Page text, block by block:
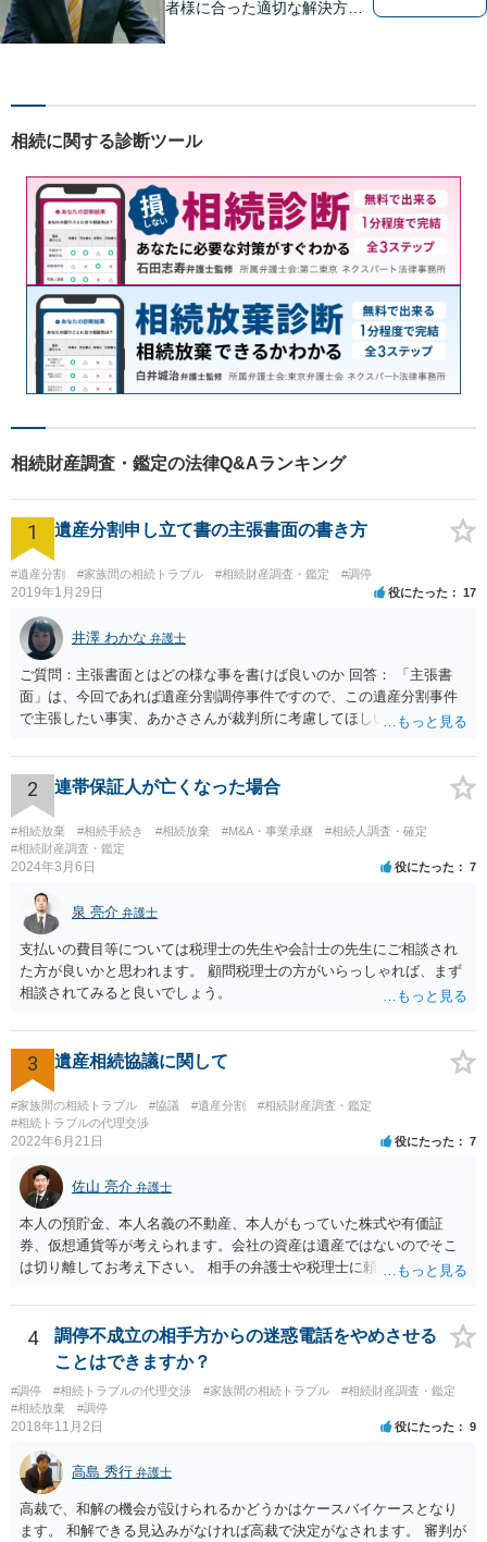
者様に合った適切な解決方法
ださい。
相続に関する診断ツール
相続財産調査・鑑定の法律Q&Aランキング
1 遺産分割申し立て書の主張書面の書き方
#遺産分割 #家族間の相続トラブル #相続財産調査・鑑定 #調停
2019年1月29日 役にたった 17
井澤 わかな 弁護士
ご質問：主張書面とはどの様な事を書けば良いのか 回答： 「主張書
面」は、今回であれば遺産分割調停事件ですので、この遺産分割事件
で主張したい事実、あかささんが裁判所に考慮してほしいと思う、亡
ります。 もし、主張したい事実や考慮してほしい事情に関連して
資料を持っているようであれば、主張書面とは別で提出できます。も
し、お姉さんに見られたくないような資料がある場合、「非開示の希
望に関する申出書」と共に提出することも考えられます。 ご質問：書
いた方が良い事と書かない方が良い事 回答： お姉さんが申立書の「申
立ての趣旨」のところに書いている遺産の分け方に対して意見があれ
ば、まずそれを書くとよいです。 次に「申立ての理由」のところに、
なぜ調停を申し立てたのか(例えば、あかささんと話合いが出来ない／
決裂した、など)や亡くなった方・あかささん・お姉さん間の事情やい
きさつなどが書かれていると思うので、あかささんから見てそれは違
うと感じるところは、どのように違うのか、など書くとよいです。 そ
の他、お姉さんの申立書には書かれていないけど、どのように遺産を
った等)、それも書くとよいです。 書かない方が良いと思うことは、遺
産分割に関係ない(と思われる)いきさつを沢山盛り込むことだと考えま
す(あくまで遺産分割に関係することに留める方が、裁判所や調停委員
の方に事情を理解してもらいやすいと思います)。
2 連帯保証人が亡くなった場合
#相続放棄 #相続手続き #相続放棄 #M&A・事業承継
#相続人調査・確定
#相続財産調査・鑑定
2024年3月6日 役にたった 7
泉 亮介 弁護士
支払いの費目等については税理士の先生や会計士の先生にご相談され
た方が良いかと思われます。 顧問税理士の方がいらっしゃれば、まず
相談されてみると良いでしょう。
3 遺産相続協議に関して
#家族間の相続トラブル #協議 #遺産分割
#相続財産調査・鑑定
#相続トラブルの代理交渉
2022年6月21日 役にたった 7
佐山 亮介 弁護士
本人の預貯金、本人名義の不動産、本人がもっていた株式や有価証
券、仮想通貨等が考えられます。会社の資産は遺産ではないのでそこ
は切り離してお考え下さい。 相手の弁護士や税理士に頼んでも守秘義
意に開示を求め、応じなければ「調査嘱託」という手続きを使って銀
行等に照会をかけることになるでしょう。 不動産は、相続登記が済ん
でいなければ市役所ないし区役所に、お子様と義父様のつながりがわ
かる戸籍一式を揃えてもちこみ、「名寄せ」という手続きをすると、
分かると思います。遺産分割協議書の偽造等により既に相続登記され
てしまっている場合は、住所などに当たりをつけて登記名義を調べて
すが、現代では、各々が自由に価格設定をしていますので、特に相場
はお示しできません。ただし、かつて日本弁護士連合会が設けていた
報酬基準を踏まえて価格設定している弁護士は一定数いると思います
ので、それが一応の目安となるでしょう。
4
調停不成立の相手方からの迷惑電話をやめさせる
ことはできますか？
#調停 #相続トラブルの代理交渉 #家族間の相続トラブル
#相続財産調査・鑑定
#相続放棄
#調停
2018年11月2日 役にたった 9
高島 秀行 弁護士
高裁で、和解の機会が設けられるかどうかはケースバイケースとなり
ます。 和解できる見込みがなければ高裁で決定がなされます。 審判が